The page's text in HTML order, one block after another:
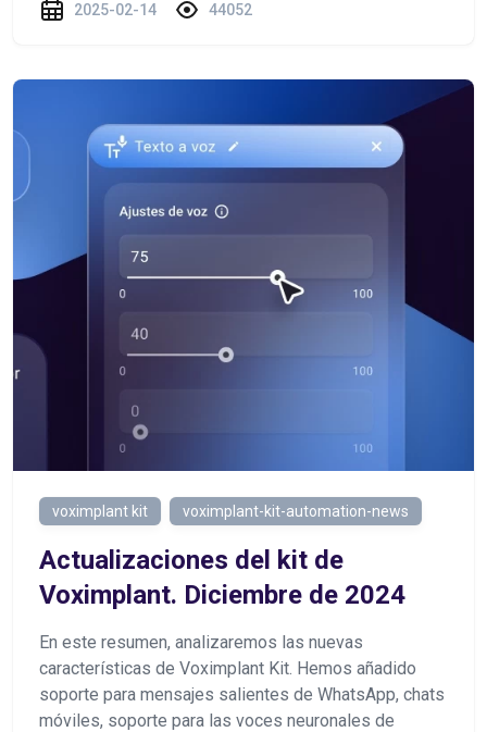
2025-02-14 44052
voximplant kit voximplant-kit-automation-news
Actualizaciones del kit de
Voximplant. Diciembre de 2024
En este resumen, analizaremos las nuevas
características de Voximplant Kit. Hemos añadido
soporte para mensajes salientes de WhatsApp, chats
móviles, soporte para las voces neuronales de